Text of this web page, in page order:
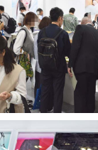
MAIL FORM
メールフォームはこちら